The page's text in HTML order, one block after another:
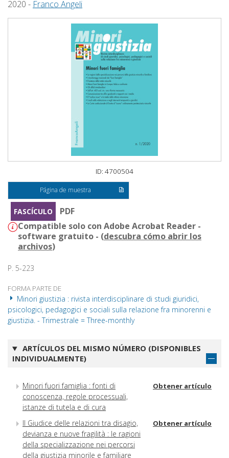
2020 - Franco Angeli
ID: 4700504
Página de muestra
FASCÍCULO
PDF
Compatible solo con Adobe Acrobat Reader -
software gratuito - (descubra cómo abrir los
archivos)
P. 5-223
FORMA PARTE DE
Minori giustizia : rivista interdisciplinare di studi giuridici,
psicologici, pedagogici e sociali sulla relazione fra minorenni e
giustizia. - Trimestrale = Three-monthly
ARTÍCULOS DEL MISMO NÚMERO (DISPONIBLES
INDIVIDUALMENTE)
Minori fuori famiglia : fonti di
conoscenza, regole processuali,
istanze di tutela e di cura
Obtener artículo
Il Giudice delle relazioni tra disagio,
devianza e nuove fragilità : le ragioni
della specializzazione nei percorsi
della giustizia minorile e familiare
Obtener artículo